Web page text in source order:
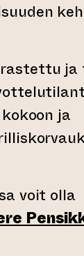
ja
ja
voit olla